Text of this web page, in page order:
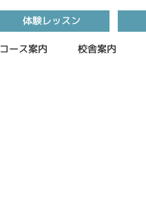
体験レッスン
コース案内 校舎案内